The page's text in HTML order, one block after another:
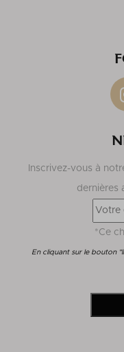
Inscrivez-vous à
dernières
*Ce
En cliquant sur le bouton